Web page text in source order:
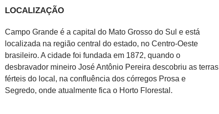
LOCALIZAÇÃO
Campo Grande é a capital do Mato Grosso do Sul e está
localizada na região central do estado, no Centro-Oeste
brasileiro. A cidade foi fundada em 1872, quando o
desbravador mineiro José Antônio Pereira descobriu as terras
férteis do local, na confluência dos córregos Prosa e
Segredo, onde atualmente fica o Horto Florestal.